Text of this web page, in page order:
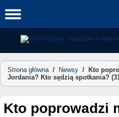
to
Strona główna/ Newsy /
Kto
Jordania? Kto sędzią spotkania?
Kto poprowadzi mecz